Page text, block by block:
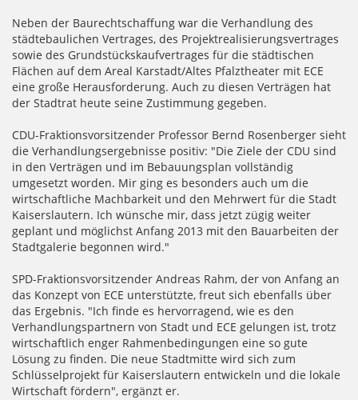
Neben der Baurechtschaffung war die Verhandlung des
städtebaulichen Vertrages, des Projektrealisierungsvertrages
sowie des Grundstückskaufvertrages für die städtischen
Flächen auf dem Areal Karstadt/Altes Pfalztheater mit ECE
eine große Herausforderung. Auch zu diesen Verträgen hat
der Stadtrat heute seine Zustimmung gegeben.
CDU-Fraktionsvorsitzender Professor Bernd Rosenberger sieht
die Verhandlungsergebnisse positiv: "Die Ziele der CDU sind
in den Verträgen und im Bebauungsplan vollständig
umgesetzt worden. Mir ging es besonders auch um die
wirtschaftliche Machbarkeit und den Mehrwert für die Stadt
Kaiserslautern. Ich wünsche mir, dass jetzt zügig weiter
geplant und möglichst Anfang 2013 mit den Bauarbeiten der
Stadtgalerie begonnen wird."
SPD-Fraktionsvorsitzender Andreas Rahm, der von Anfang an
das Konzept von ECE unterstützte, freut sich ebenfalls über
das Ergebnis. "Ich finde es hervorragend, wie es den
Verhandlungspartnern von Stadt und ECE gelungen ist, trotz
wirtschaftlich enger Rahmenbedingungen eine so gute
Lösung zu finden. Die neue Stadtmitte wird sich zum
Schlüsselprojekt für Kaiserslautern entwickeln und die lokale
Wirtschaft fördern", ergänzt er.